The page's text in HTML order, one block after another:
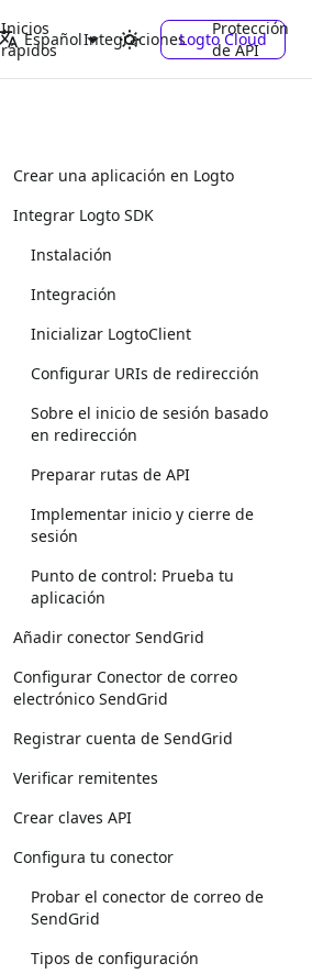
Inicios
rápidos
Integraciones
Protección
de API
Español Logto Cloud
Crear una aplicación en Logto
Integrar Logto SDK
Instalación
Integración
Inicializar LogtoClient
Configurar URIs de redirección
Sobre el inicio de sesión basado
en redirección
Preparar rutas de API
Implementar inicio y cierre de
sesión
Punto de control: Prueba tu
aplicación
Añadir conector SendGrid
Configurar Conector de correo
electrónico SendGrid
Registrar cuenta de SendGrid
Verificar remitentes
Crear claves API
Configura tu conector
Probar el conector de correo de
SendGrid
Tipos de configuración